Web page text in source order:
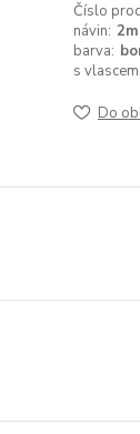
Číslo
návin: 2m
barva:
s
Do